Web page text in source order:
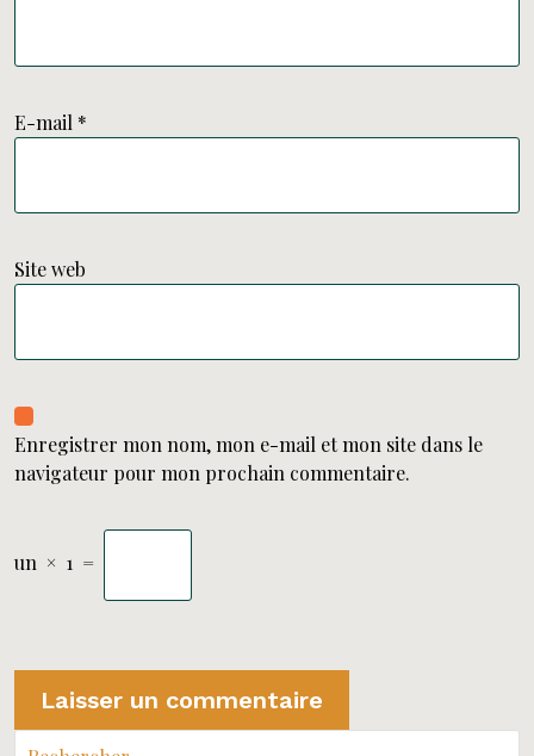
E-mail *
Site web
Enregistrer mon nom, mon e-mail et mon site dans le
navigateur pour mon prochain commentaire.
un × 1 =